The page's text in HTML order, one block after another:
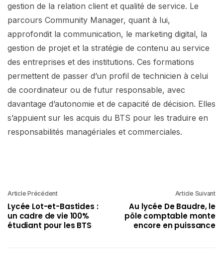
gestion de la relation client et qualité de service. Le
parcours Community Manager, quant à lui,
approfondit la communication, le marketing digital, la
gestion de projet et la stratégie de contenu au service
des entreprises et des institutions. Ces formations
permettent de passer d’un profil de technicien à celui
de coordinateur ou de futur responsable, avec
davantage d’autonomie et de capacité de décision. Elles
s’appuient sur les acquis du BTS pour les traduire en
responsabilités managériales et commerciales.
Article Précédent
Lycée Lot-et-Bastides :
un cadre de vie 100%
étudiant pour les BTS
Article Suivant
Au lycée De Baudre, le
pôle comptable monte
encore en puissance